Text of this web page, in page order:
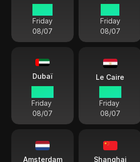
Friday
08/07
Friday
08/07
Dubaï
Friday
08/07
Le Caire
Friday
08/07
Amsterdam Shanghai